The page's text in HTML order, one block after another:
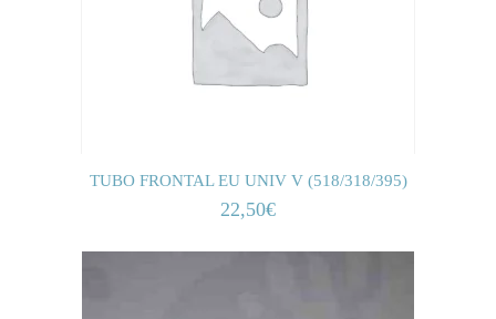
TUBO FRONTAL EU UNIV V (518/318/395)
22,50€